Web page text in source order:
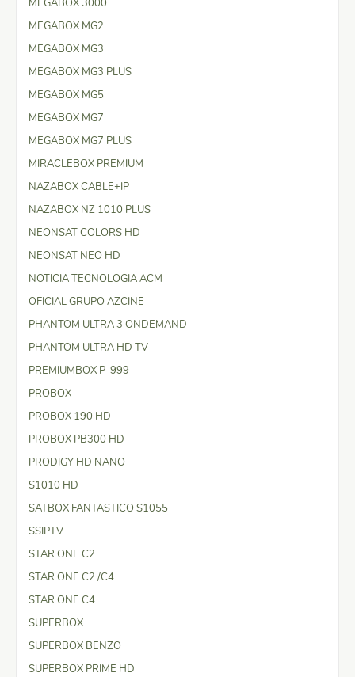
MEGABOX MG2
MEGABOX MG3
MEGABOX MG3 PLUS
MEGABOX MG5
MEGABOX MG7
MEGABOX MG7 PLUS
MIRACLEBOX PREMIUM
NAZABOX CABLE+IP
NAZABOX NZ 1010 PLUS
NEONSAT COLORS HD
NEONSAT NEO HD
NOTICIA TECNOLOGIA ACM
OFICIAL GRUPO AZCINE
PHANTOM ULTRA 3 ONDEMAND
PHANTOM ULTRA HD TV
PREMIUMBOX P-999
PROBOX
PROBOX 190 HD
PROBOX PB300 HD
PRODIGY HD NANO
S1010 HD
SATBOX FANTASTICO S1055
SSIPTV
STAR ONE C2
STAR ONE C2 /C4
STAR ONE C4
SUPERBOX
SUPERBOX BENZO
SUPERBOX PRIME HD